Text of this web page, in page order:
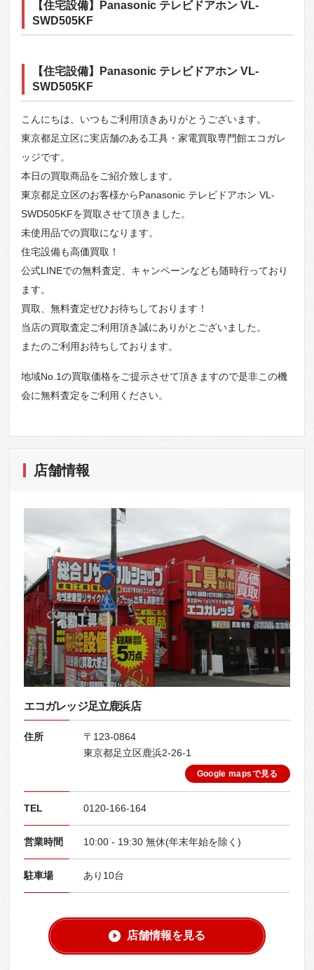
【住宅設備】Panasonic テレビドアホン VL-
SWD505KF
【住宅設備】Panasonic テレビドアホン VL-
SWD505KF
こんにちは、いつもご利用頂きありがとうございます。
東京都足立区に実店舗のある工具・家電買取専門館エコガレ
ッジです。
本日の買取商品をご紹介致します。
東京都足立区のお客様からPanasonic テレビドアホン VL-
SWD505KFを買取させて頂きました。
未使用品での買取になります。
住宅設備も高価買取！
公式LINEでの無料査定、キャンペーンなども随時行っており
ます。
買取、無料査定ぜひお待ちしております！
当店の買取査定ご利用頂き誠にありがとございました。
またのご利用お待ちしております。
地域No.1の買取価格をご提示させて頂きますので是非この機
会に無料査定をご利用ください。
店舗情報
エコガレッジ足立鹿浜店
住所
〒123-0864
東京都足立区鹿浜2-26-1
Google mapsで見る
TEL 0120-166-164
営業時間 10:00 - 19:30 無休(年末年始を除く)
駐車場 あり10台
店舗情報を見る